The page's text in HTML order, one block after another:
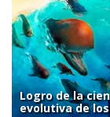
Logro de la
evolutiva de